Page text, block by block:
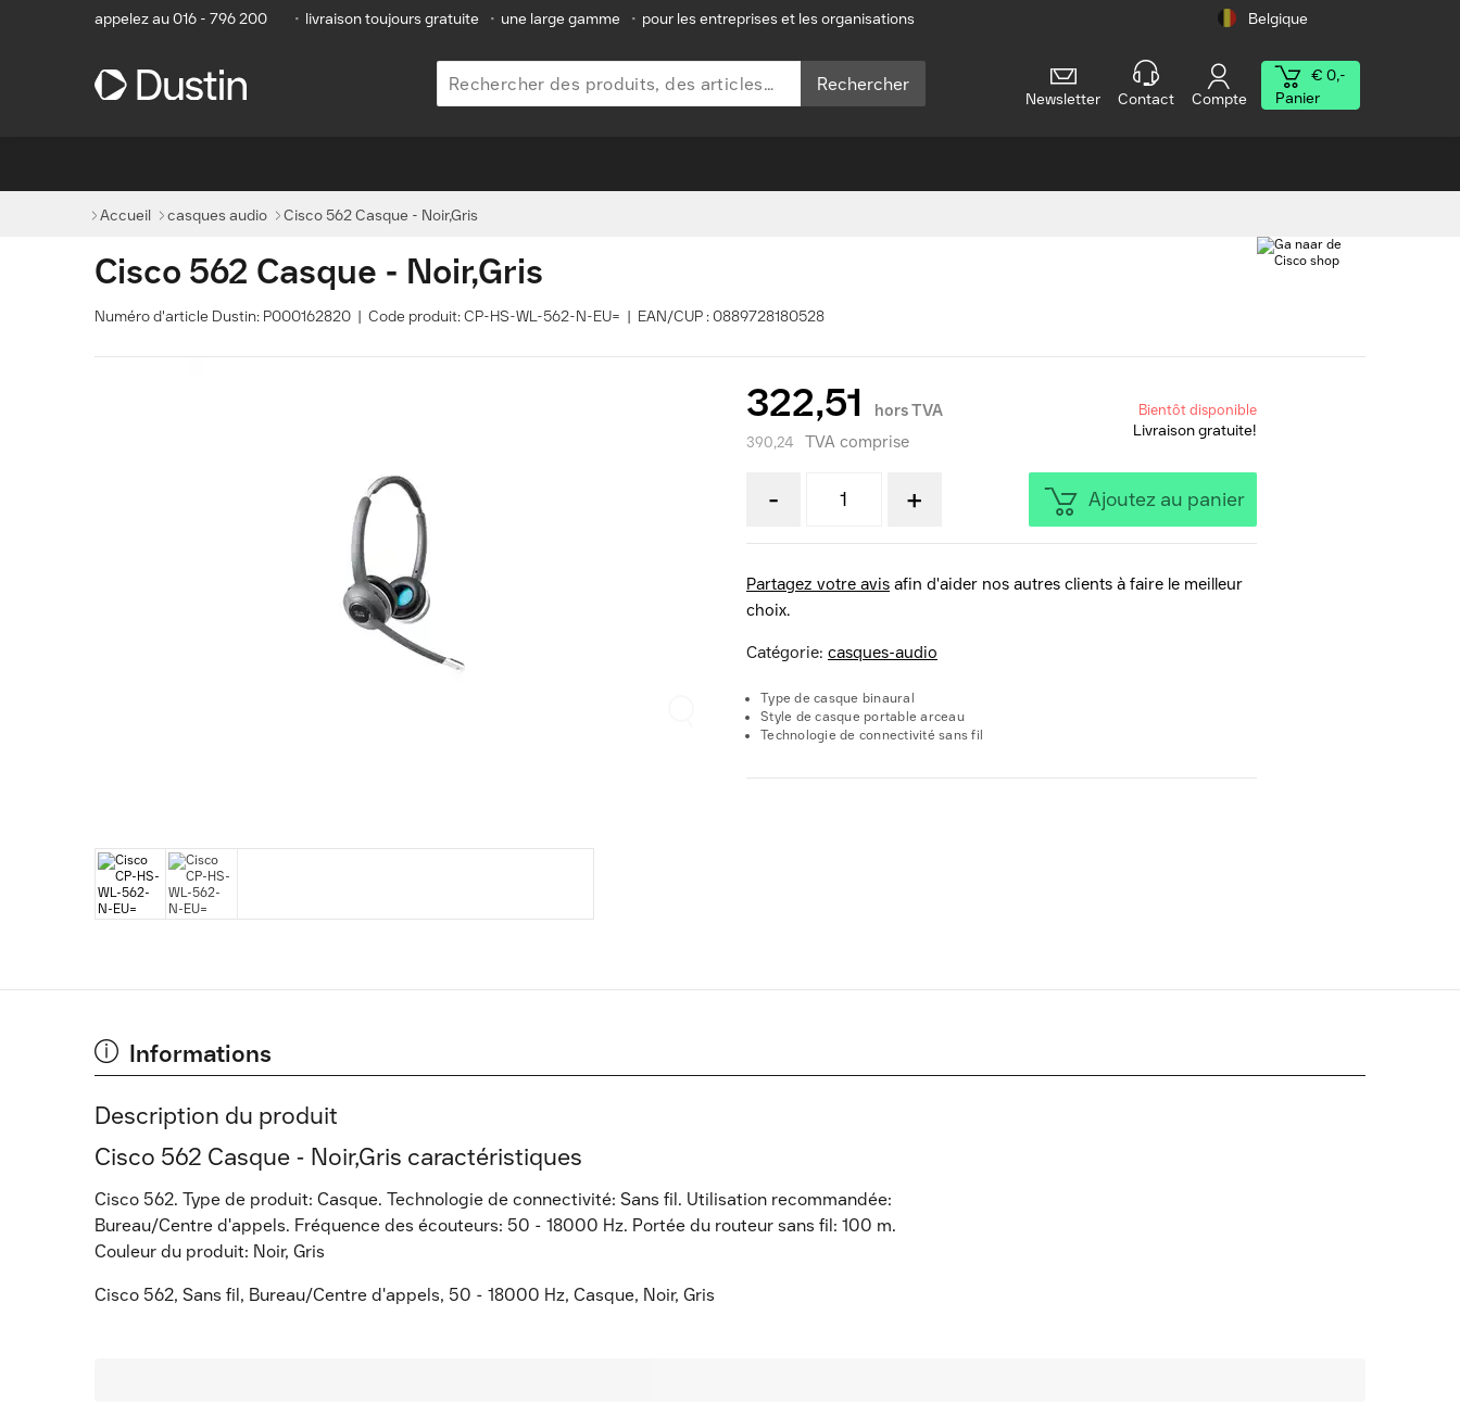
appelez au 016 - 796 200 • livraison toujours gratuite • une large gamme • pour les entreprises et les organisations Belgique
Rechercher
Newsletter Contact Compte
€ 0,-
Panier
Accueil casques audio Cisco 562 Casque - Noir,Gris
Cisco 562 Casque - Noir,Gris
Numéro d'article Dustin: P000162820 | Code produit: CP-HS-WL-562-N-EU= | EAN/CUP : 0889728180528
322,51 hors TVA
390,24 TVA comprise
Bientôt disponible
Livraison gratuite!
- + Ajoutez au panier
Partagez votre avis afin d'aider nos autres clients à faire le meilleur
choix.
Catégorie: casques-audio
Type de casque binaural
Style de casque portable arceau
Technologie de connectivité sans fil
Informations
Description du produit
Cisco 562 Casque - Noir,Gris caractéristiques
Cisco 562. Type de produit: Casque. Technologie de connectivité: Sans fil. Utilisation recommandée:
Bureau/Centre d'appels. Fréquence des écouteurs: 50 - 18000 Hz. Portée du routeur sans fil: 100 m.
Couleur du produit: Noir, Gris
Cisco 562, Sans fil, Bureau/Centre d'appels, 50 - 18000 Hz, Casque, Noir, Gris